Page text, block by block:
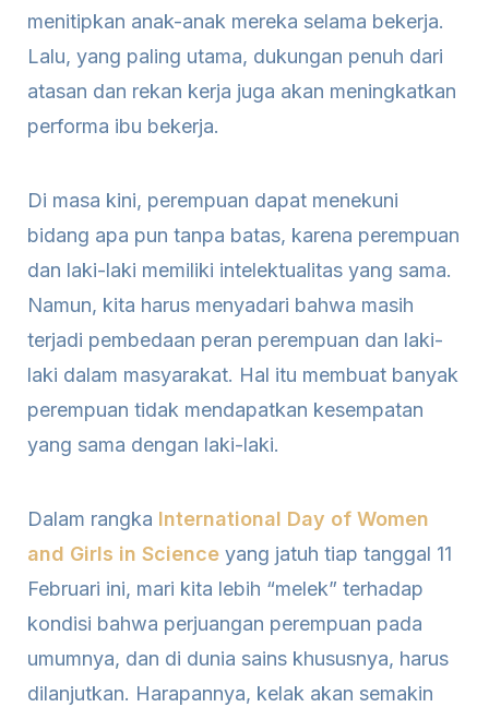
menitipkan anak-anak mereka selama bekerja.
Lalu, yang paling utama, dukungan penuh dari
atasan dan rekan kerja juga akan meningkatkan
performa ibu bekerja.
Di masa kini, perempuan dapat menekuni
bidang apa pun tanpa batas, karena perempuan
dan laki-laki memiliki intelektualitas yang sama.
Namun, kita harus menyadari bahwa masih
terjadi pembedaan peran perempuan dan laki-
laki dalam masyarakat. Hal itu membuat banyak
perempuan tidak mendapatkan kesempatan
yang sama dengan laki-laki.
Dalam rangka International Day of Women
and Girls in Science yang jatuh tiap tanggal 11
Februari ini, mari kita lebih “melek” terhadap
kondisi bahwa perjuangan perempuan pada
umumnya, dan di dunia sains khususnya, harus
dilanjutkan. Harapannya, kelak akan semakin